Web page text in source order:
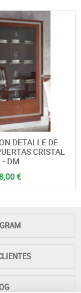
DETALLE DE
CRISTAL
- DM
€